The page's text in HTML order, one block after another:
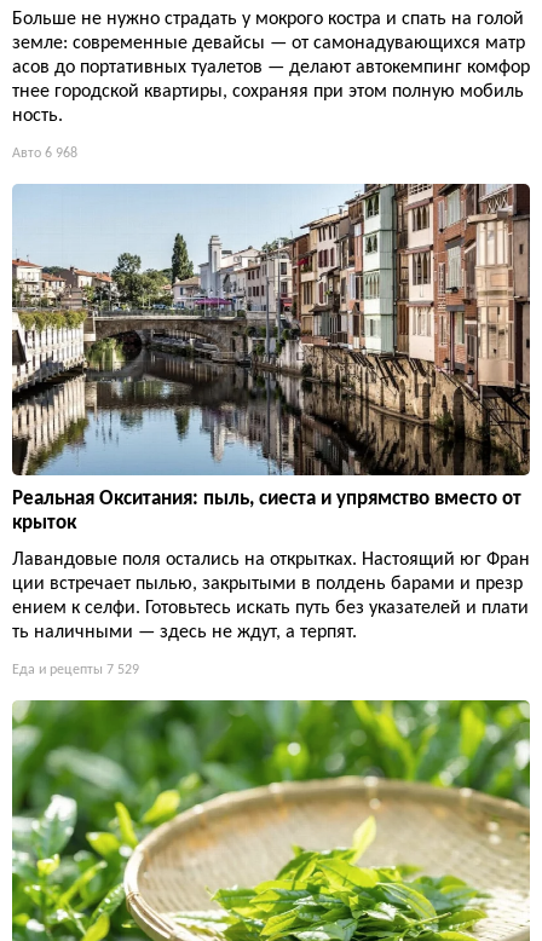
Больше не нужно страдать у мокрого костра и спать на голой
земле: современные девайсы — от самонадувающихся матр
асов до портативных туалетов — делают автокемпинг комфор
тнее городской квартиры, сохраняя при этом полную мобиль
ность.
Авто 6 968
Реальная Окситания: пыль, сиеста и упрямство вместо от
крыток
Лавандовые поля остались на открытках. Настоящий юг Фран
ции встречает пылью, закрытыми в полдень барами и презр
ением к селфи. Готовьтесь искать путь без указателей и плати
ть наличными — здесь не ждут, а терпят.
Еда и рецепты 7 529